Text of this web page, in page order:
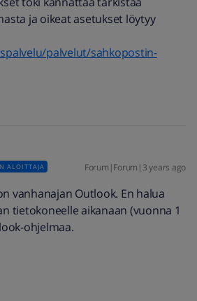
ja oikeat asetukset löytyy
palvelut/sahkopostin-
ALOITTAJA Forum|Forum|3 years ago
vanhanajan Outlook. En halua
tietokoneelle aikanaan (vuonna 1
ohjelmaa.